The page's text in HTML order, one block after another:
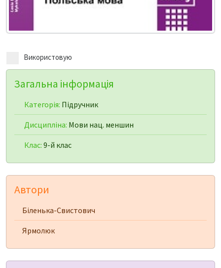
Використовую
Загальна інформація
Категорія: Підручник
Дисципліна: Мови нац. меншин
Клас: 9-й клас
Автори
Біленька-Свистович
Ярмолюк